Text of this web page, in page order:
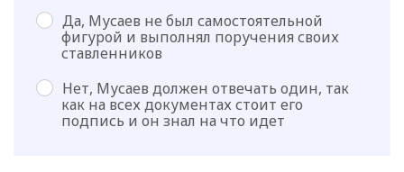
Да, Мусаев не был самостоятельной
фигурой и выполнял поручения своих
ставленников
Нет, Мусаев должен отвечать один, так
как на всех документах стоит его
подпись и он знал на что идет